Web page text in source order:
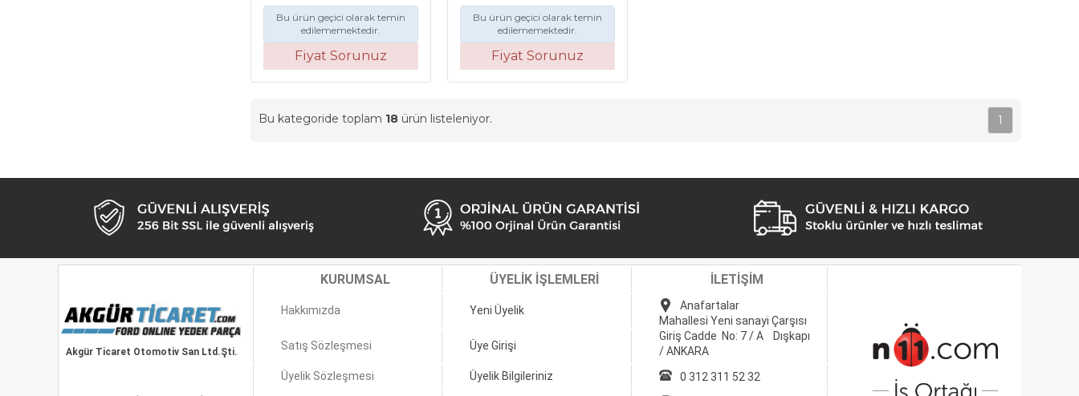
Bu ürün geçici olarak temin
edilememektedir.
Fiyat Sorunuz
Bu ürün geçici olarak temin
edilememektedir.
Fiyat Sorunuz
Bu kategoride toplam 18 ürün listeleniyor. 1
Akgür Ticaret Otomotiv San Ltd.Şti.
KURUMSAL ÜYELİK İŞLEMLERİ İLETİŞİM
Hakkımızda Yeni Üyelik
Anafartalar
Mahallesi Yeni sanayi Çarşısı
Giriş Cadde No: 7 / A Dışkapı
/ ANKARA
Satış Sözleşmesi Üye Girişi
Üyelik Sözleşmesi Üyelik Bilgileriniz
0 312 311 52 32